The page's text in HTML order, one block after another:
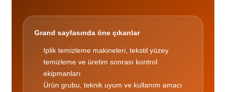
Grand sayfasında öne çıkanlar
Iplik temizleme makineleri, tekstil yüzey
temizleme ve üretim sonrası kontrol
ekipmanları
Ürün grubu, teknik uyum ve kullanım amacı